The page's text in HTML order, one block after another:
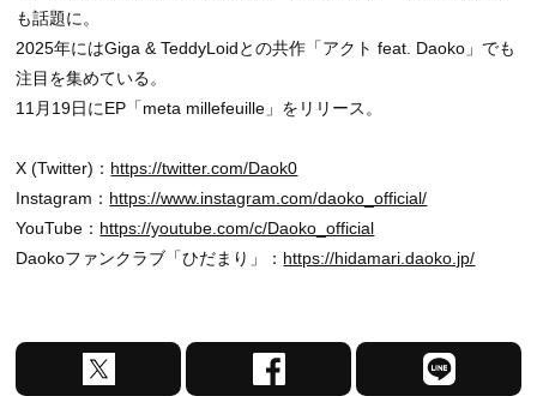
も話題に。
2025年にはGiga & TeddyLoidとの共作「アクト feat. Daoko」でも
注目を集めている。
11月19日にEP「meta millefeuille」をリリース。
X (Twitter)： https://twitter.com/Daok0
Instagram： https://www.instagram.com/daoko_official/
YouTube： https://youtube.com/c/Daoko_official
Daokoファンクラブ「ひだまり」： https://hidamari.daoko.jp/
X
で
F
a
L
I